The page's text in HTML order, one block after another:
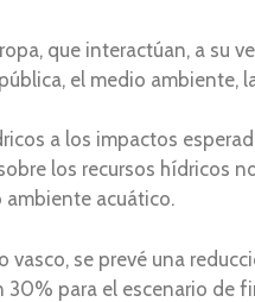
que interactúan, a su
el medio ambiente,
a los impactos
los recursos hídricos
acuático.
se prevé una
para el escenario de